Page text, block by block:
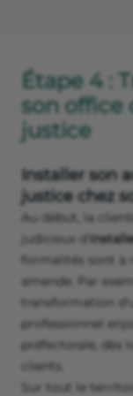
Étape 4 :
son office
justice
Installer son
justice chez
Au début, la
judicieux d'
formalités sont
amende. Par
transformation
professionnel
préfectorale, dès
clients.
Sur tout le